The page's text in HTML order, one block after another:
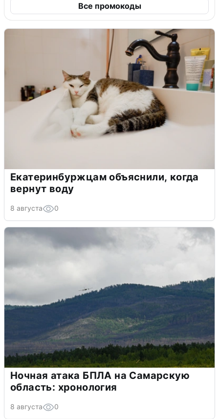
Все промокоды
Екатеринбуржцам объяснили, когда
вернут воду
8 августа 0
Ночная атака БПЛА на Самарскую
область: хронология
8 августа 0